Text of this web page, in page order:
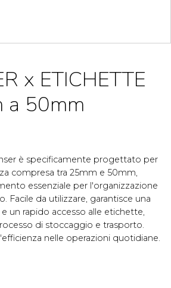
x ETICHETTE
a 50mm
è specificamente progettato per
compresa tra 25mm e 50mm,
essenziale per l'organizzazione
Facile da utilizzare, garantisce una
un rapido accesso alle etichette,
di stoccaggio e trasporto.
nelle operazioni quotidiane.